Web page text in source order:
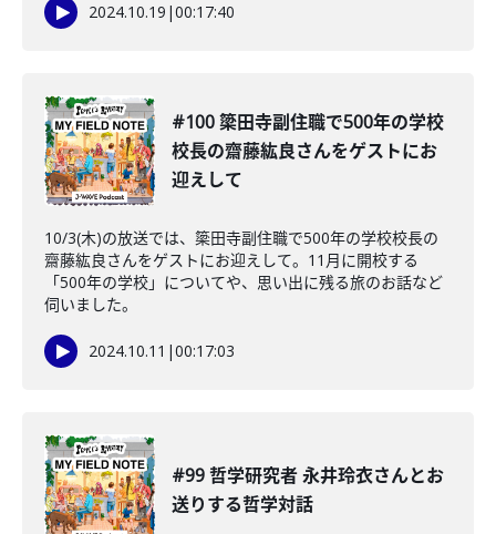
2024.10.19 |00:17:40
#100 簗田寺副住職で500年の学校
校長の齋藤紘良さんをゲストにお
迎えして
10/3(木)の放送では、簗田寺副住職で500年の学校校長の
齋藤紘良さんをゲストにお迎えして。11月に開校する
「500年の学校」についてや、思い出に残る旅のお話など
伺いました。
2024.10.11 |00:17:03
#99 哲学研究者 永井玲衣さんとお
送りする哲学対話